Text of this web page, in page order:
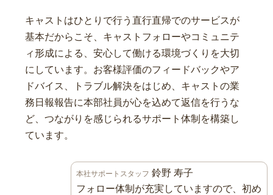
キャストはひとりで行う直行直帰でのサービスが
基本だからこそ、キャストフォローやコミュニテ
ィ形成による、安心して働ける環境づくりを大切
にしています。お客様評価のフィードバックやア
ドバイス、トラブル解決をはじめ、キャストの業
務日報報告に本部社員が心を込めて返信を行うな
ど、つながりを感じられるサポート体制を構築し
ています。
本社サポートスタッフ 鈴野 寿子
フォロー体制が充実していますので、初め